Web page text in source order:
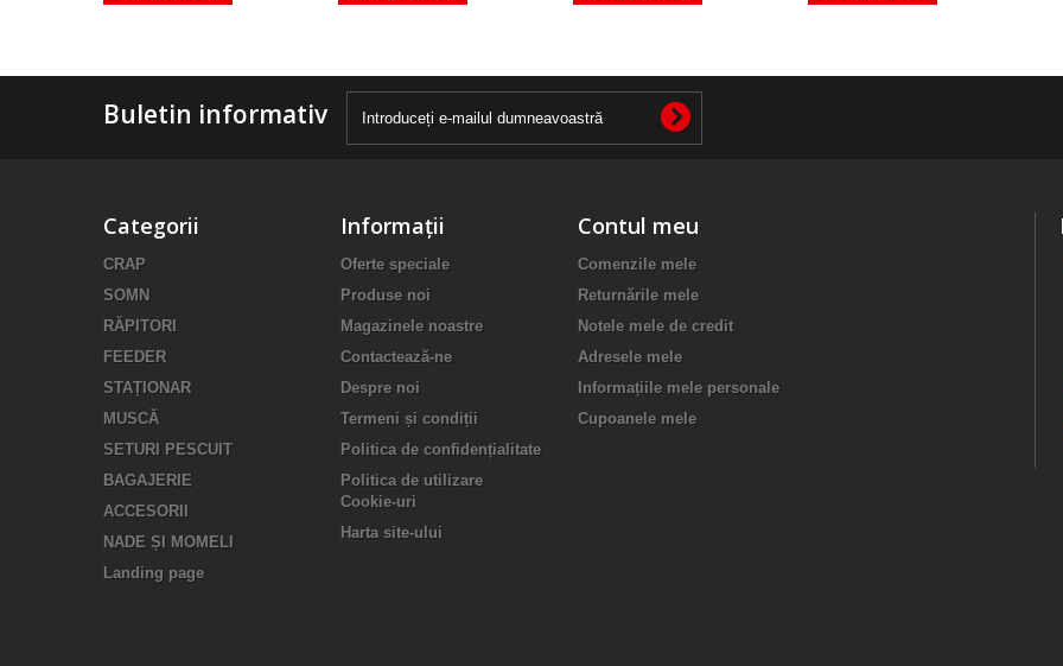
Buletin informativ
Categorii
CRAP
SOMN
RĂPITORI
FEEDER
STAȚIONAR
MUSCĂ
SETURI PESCUIT
BAGAJERIE
ACCESORII
NADE ȘI MOMELI
Landing page
Informații
Oferte speciale
Produse noi
Magazinele noastre
Contactează-ne
Despre noi
Termeni și condiții
Politica de confidențialitate
Politica de utilizare
Cookie-uri
Harta site-ului
Contul meu
Comenzile mele
Returnările mele
Notele mele de credit
Adresele mele
Informațiile mele personale
Cupoanele mele